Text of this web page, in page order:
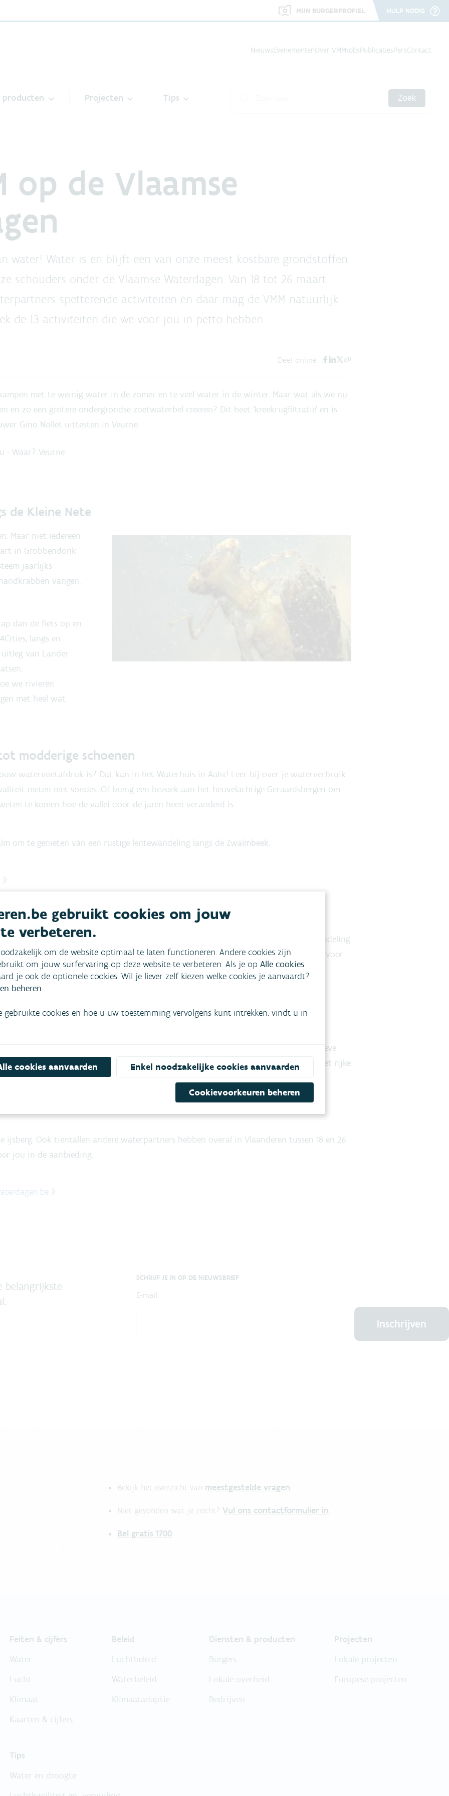
MIJN BURGERPROFIEL HULP NODIG
NieuwsEvenementenOver VMMJobsPublicatiesPersContact
producten Projecten Tips Zoek
op de Vlaamse
water! Water is en blijft een van onze meest kostbare grondstoffen.
schouders onder de Vlaamse Waterdagen. Van 18 tot 26 maart
spetterende activiteiten en daar mag de VMM natuurlijk
de 13 activiteiten die we voor jou in petto hebben.
Deel online
met te weinig water in de zomer en te veel water in de winter. Maar wat als we nu
en zo een grotere ondergrondse zoetwaterbel creëren? Dit heet ‘kreekrugfiltratie’ en is
Gino Nollet uittesten in Veurne.
- Waar? Veurne
de Kleine Nete
Maar niet iedereen
in Grobbendonk
jaarlijks
vangen.
dan de fiets op en
4Cities, langs en
van Lander
we rivieren
met heel wat
modderige schoenen
watervoetafdruk is? Dat kan in het Waterhuis in Aalst! Leer bij over je waterverbruik
meten met sondes. Of breng een bezoek aan het heuvelachtige Geraardsbergen om
te komen hoe de vallei door de jaren heen veranderd is.
om te genieten van een rustige lentewandeling langs de Zwalmbeek.
»
Vlaams-Brabant
staan helemaal in het teken van rust en ontspanning. Maak een bruisende wandeling
de rijke watergeschiedenis van de stad. Niet veel verder, in Neerijse, kan je terecht voor
doe je een begeleide wandeling door het natuurdomein het Webbekomsbroek.
van de Warmbeekvallei in Limburg
de Warmbeek, een van de zuiverste waterlopen in Vlaanderen. Volg de informatieve
wandeltour. Naast heel wat natuurbeleving vind je er overal restanten uit het rijke
van uit de brons- en ijzertijd tot de trappistenabdij.
Ook tientallen andere waterpartners hebben overal in Vlaanderen tussen 18 en 26
jou in de aanbieding.
»
belangrijkste
SCHRIJF JE IN OP DE NIEUWSBRIEF
E-mail
Inschrijven
Bekijk het overzicht van meestgestelde vragen.
Niet gevonden wat je zocht? Vul ons contactformulier in.
Bel gratis 1700
Feiten & cijfers
Water
Lucht
Klimaat
Kaarten & cijfers
Beleid
Luchtbeleid
Waterbeleid
Klimaatadaptie
Diensten & producten
Burgers
Lokale overheid
Bedrijven
Projecten
Lokale projecten
Europese projecten
Tips
Water en droogte
gebruikt cookies om jouw
verbeteren.
om de website optimaal te laten functioneren. Andere cookies zijn
om jouw surfervaring op deze website te verbeteren. Als je op Alle cookies
je ook de optionele cookies. Wil je liever zelf kiezen welke cookies je aanvaardt?
beheren.
gebruikte cookies en hoe u uw toestemming vervolgens kunt intrekken, vindt u in
cookies aanvaarden Enkel noodzakelijke cookies aanvaarden
Cookievoorkeuren beheren